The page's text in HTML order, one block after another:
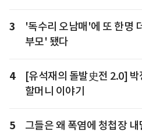
3
'독수리 오남매'에 또 한명
부모' 됐다
4
[유석재의 돌발史전 2.0] 박
할머니 이야기
5 그들은 왜 폭염에 청첩장 내